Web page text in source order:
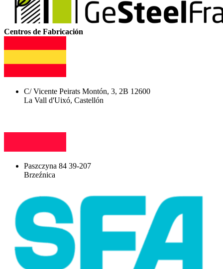
Centros de Fabricación
C/ Vicente Peirats Montón, 3, 2B 12600
La Vall d'Uixó, Castellón
Paszczyna 84 39-207
Brzeźnica